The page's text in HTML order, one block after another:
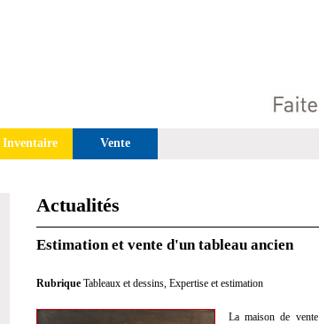
Inventaire Vente
Actualités
Estimation et vente d'un tableau ancien
Rubrique Tableaux et dessins, Expertise et estimation
La maison de